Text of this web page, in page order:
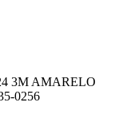
3M AMARELO
0256